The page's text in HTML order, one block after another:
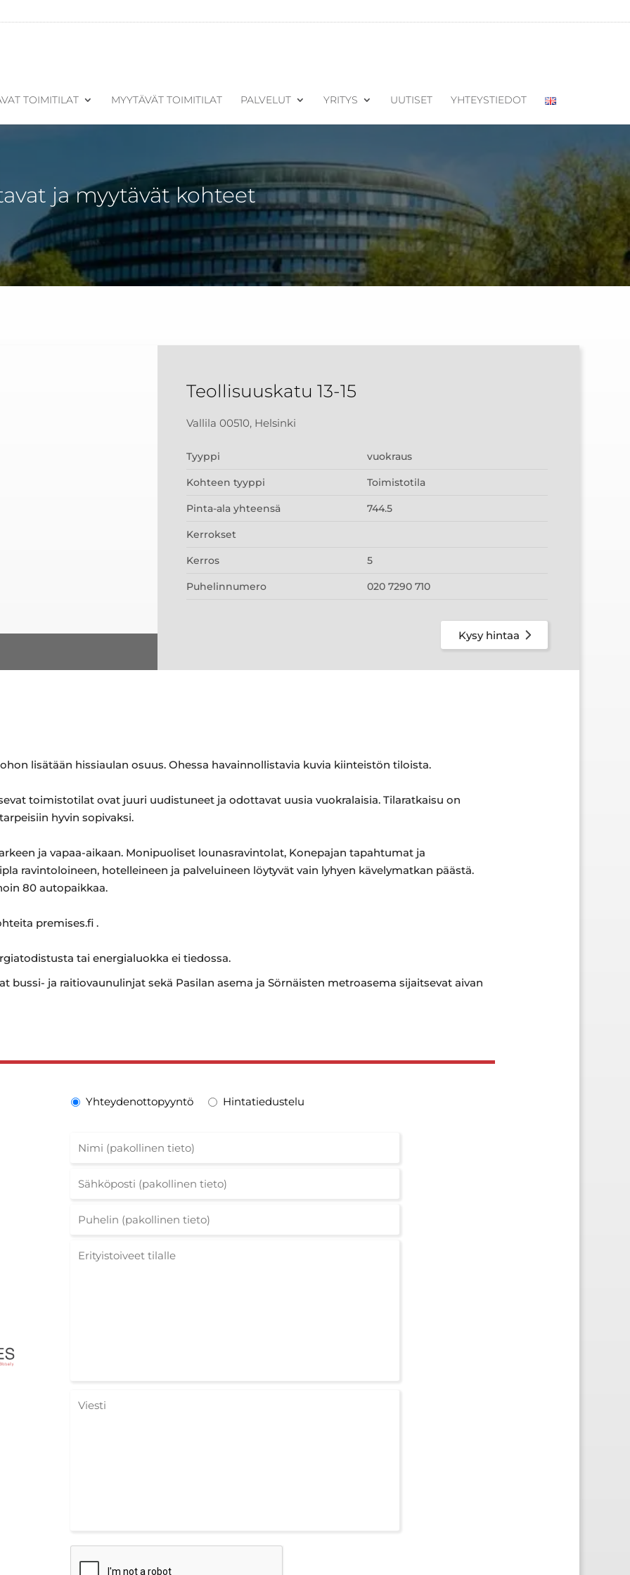
TOIMITILAT MYYTÄVÄT TOIMITILAT PALVELUT YRITYS UUTISET YHTEYSTIEDOT
ja myytävät kohteet
Teollisuuskatu 13-15
Vallila 00510, Helsinki
Tyyppi vuokraus
Kohteen tyyppi Toimistotila
Pinta-ala yhteensä 744.5
Kerrokset
Kerros 5
Puhelinnumero 020 7290 710
Kysy hintaa
lisätään hissiaulan osuus. Ohessa havainnollistavia kuvia kiinteistön tiloista.
toimistotilat ovat juuri uudistuneet ja odottavat uusia vuokralaisia. Tilaratkaisu on
hyvin sopivaksi.
ja vapaa-aikaan. Monipuoliset lounasravintolat, Konepajan tapahtumat ja
ravintoloineen, hotelleineen ja palveluineen löytyvät vain lyhyen kävelymatkan päästä.
80 autopaikkaa.
premises.fi .
tai energialuokka ei tiedossa.
bussi- ja raitiovaunulinjat sekä Pasilan asema ja Sörnäisten metroasema sijaitsevat aivan
Yhteydenottopyyntö Hintatiedustelu